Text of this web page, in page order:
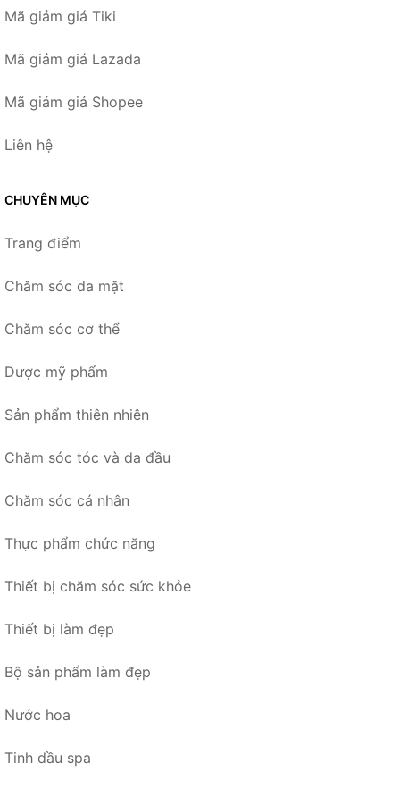
Mã giảm giá Tiki
Mã giảm giá Lazada
Mã giảm giá Shopee
Liên hệ
CHUYÊN MỤC
Trang điểm
Chăm sóc da mặt
Chăm sóc cơ thể
Dược mỹ phẩm
Sản phẩm thiên nhiên
Chăm sóc tóc và da đầu
Chăm sóc cá nhân
Thực phẩm chức năng
Thiết bị chăm sóc sức khỏe
Thiết bị làm đẹp
Bộ sản phẩm làm đẹp
Nước hoa
Tinh dầu spa